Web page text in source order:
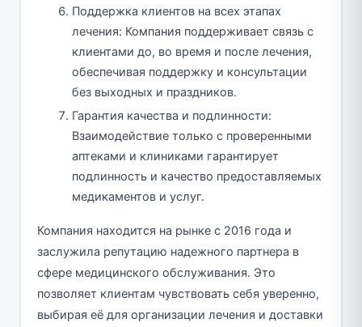
Поддержка клиентов на всех этапах
лечения: Компания поддерживает связь с
клиентами до, во время и после лечения,
обеспечивая поддержку и консультации
без выходных и праздников.
Гарантия качества и подлинности:
Взаимодействие только с проверенными
аптеками и клиниками гарантирует
подлинность и качество предоставляемых
медикаментов и услуг.
Компания находится на рынке с 2016 года и
заслужила репутацию надежного партнера в
сфере медицинского обслуживания. Это
позволяет клиентам чувствовать себя уверенно,
выбирая её для организации лечения и доставки